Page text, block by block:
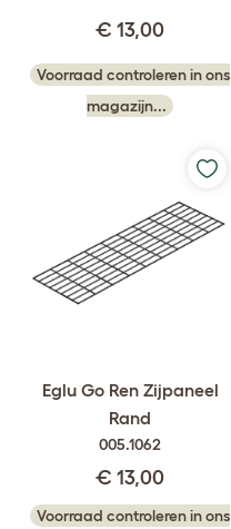
€ 13,00
Voorraad controleren in ons
magazijn...
Eglu Go Ren Zijpaneel
Rand
005.1062
€ 13,00
Voorraad controleren in ons